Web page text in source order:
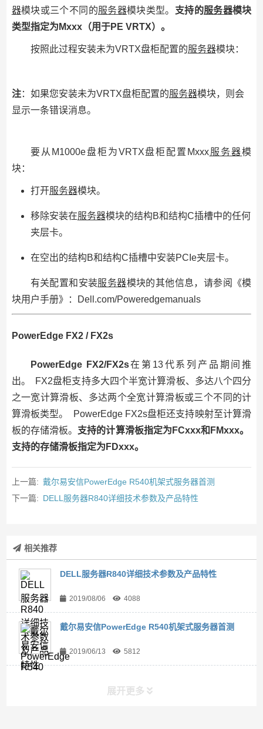
器模块或三个不同的服务器模块类型。 支持的服务器模块
类型指定为Mxxx（用于PE VRTX）。
按照此过程安装未为VRTX盘柜配置的服务器模块：
注：如果您安装未为VRTX盘柜配置的服务器模块，则会
显示一条错误消息。
要从M1000e盘柜为VRTX盘柜配置Mxxx服务器模
块：
打开服务器模块。
移除安装在服务器模块的结构B和结构C插槽中的任何
夹层卡。
在空出的结构B和结构C插槽中安装PCIe夹层卡。
有关配置和安装服务器模块的其他信息，请参阅《模
块用户手册》：Dell.com/Poweredgemanuals
PowerEdge FX2 / FX2s
PowerEdge FX2/FX2s在第13代系列产品期间推
出。 FX2盘柜支持多大四个半宽计算滑板、多达八个四分
之一宽计算滑板、多达两个全宽计算滑板或三个不同的计
算滑板类型。 PowerEdge FX2s盘柜还支持映射至计算滑
板的存储滑板。 支持的计算滑板指定为FCxxx和FMxxx。
支持的存储滑板指定为FDxxx。
上一篇: 戴尔易安信PowerEdge R540机架式服务器首测
下一篇: DELL服务器R840详细技术参数及产品特性
相关推荐
DELL服务器R840详细技术参数及产品特性
2019/08/06 4088
戴尔易安信PowerEdge R540机架式服务器首测
2019/06/13 5812
展开更多